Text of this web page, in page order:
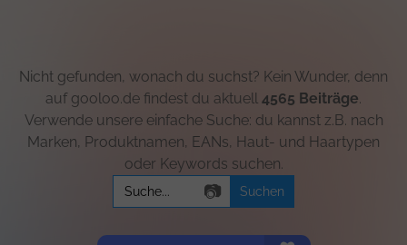
Nicht gefunden, wonach du suchst? Kein Wunder, denn
auf gooloo.de findest du aktuell 4565 Beiträge.
Verwende unsere einfache Suche: du kannst z.B. nach
Marken, Produktnamen, EANs, Haut- und Haartypen
oder Keywords suchen.
Search
for:
📷